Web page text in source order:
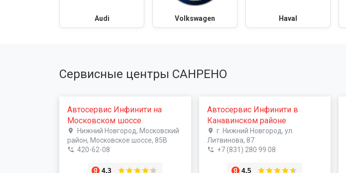
Audi Volkswagen Haval
Сервисные центры САНРЕНО
Автосервис Инфинити на
Московском шоссе
Нижний Новгород, Московский
район, Московское шоссе, 85В
420-62-08
Автосервис Инфинити в
Канавинском районе
г. Нижний Новгород, ул.
Литвинова, 87
+7 (831) 280 99 08